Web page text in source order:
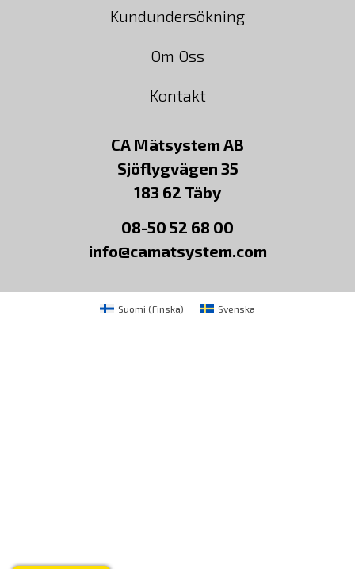
Kundundersökning
Om Oss
Kontakt
CA Mätsystem AB
Sjöflygvägen 35
183 62 Täby
08-50 52 68 00
info@camatsystem.com
Suomi (Finska) Svenska